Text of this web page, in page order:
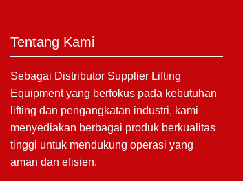
Tentang Kami
Sebagai Distributor Supplier Lifting
Equipment yang berfokus pada kebutuhan
lifting dan pengangkatan industri, kami
menyediakan berbagai produk berkualitas
tinggi untuk mendukung operasi yang
aman dan efisien.